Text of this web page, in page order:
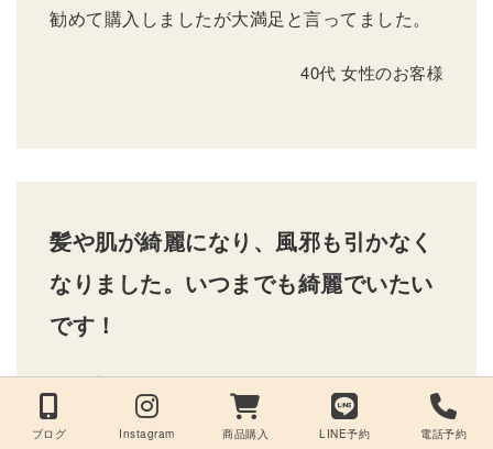
勧めて購入しましたが大満足と言ってました。
40代 女性のお客様
髪や肌が綺麗になり、風邪も引かなく
なりました。いつまでも綺麗でいたい
です！
髪の毛や肌がきれいになりたいと思い、careに
来ています。careさんのお店が大好きでいつま
ブログ Instagram 商品購入 LINE予約 電話予約